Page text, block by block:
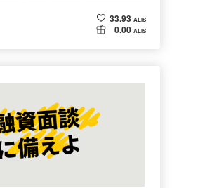
33.93 ALIS
0.00 ALIS